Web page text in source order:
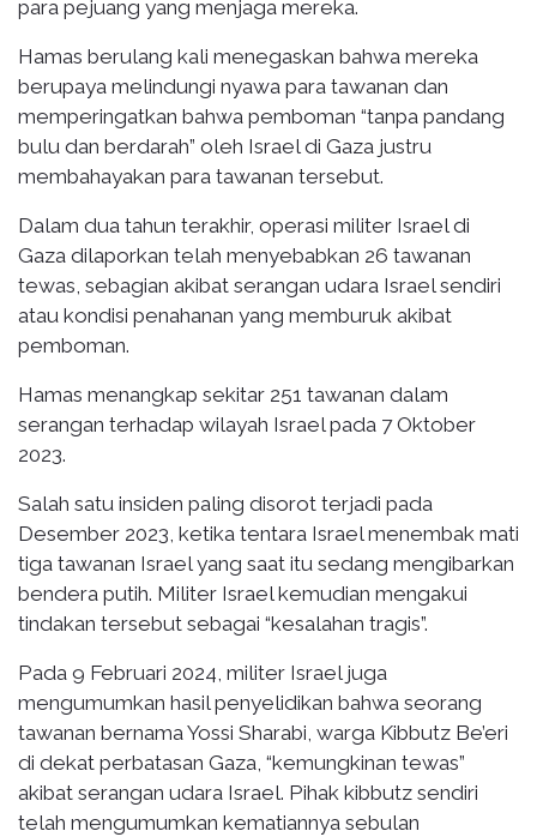
para pejuang yang menjaga mereka.
Hamas berulang kali menegaskan bahwa mereka
berupaya melindungi nyawa para tawanan dan
memperingatkan bahwa pemboman “tanpa pandang
bulu dan berdarah” oleh Israel di Gaza justru
membahayakan para tawanan tersebut.
Dalam dua tahun terakhir, operasi militer Israel di
Gaza dilaporkan telah menyebabkan 26 tawanan
tewas, sebagian akibat serangan udara Israel sendiri
atau kondisi penahanan yang memburuk akibat
pemboman.
Hamas menangkap sekitar 251 tawanan dalam
serangan terhadap wilayah Israel pada 7 Oktober
2023.
Salah satu insiden paling disorot terjadi pada
Desember 2023, ketika tentara Israel menembak mati
tiga tawanan Israel yang saat itu sedang mengibarkan
bendera putih. Militer Israel kemudian mengakui
tindakan tersebut sebagai “kesalahan tragis”.
Pada 9 Februari 2024, militer Israel juga
mengumumkan hasil penyelidikan bahwa seorang
tawanan bernama Yossi Sharabi, warga Kibbutz Be’eri
di dekat perbatasan Gaza, “kemungkinan tewas”
akibat serangan udara Israel. Pihak kibbutz sendiri
telah mengumumkan kematiannya sebulan